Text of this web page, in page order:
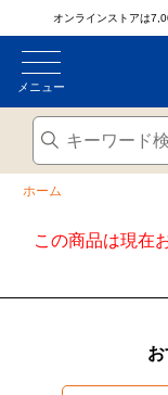
オンラインストアは
メニュー
ホーム
この商品は現在